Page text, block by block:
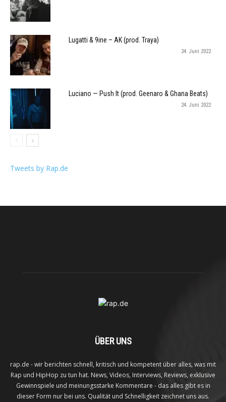
Lugatti & 9ine – AK (prod. Traya)
24. Juni 2022
Luciano — Push It (prod. Geenaro & Ghana Beats)
24. Juni 2022
Tweets by Rap.de
ÜBER UNS
rap.de - wir berichten schnell, kritisch und kompetent über alles, was mit
Rap und HipHop zu tun hat. News, Videos, Interviews, Reviews, exklusive
Gewinnspiele und meinungsstarke Kommentare - das alles gibt es in
dieser Form nur bei uns. Qualität und Schnelligkeit zeichnet uns aus.